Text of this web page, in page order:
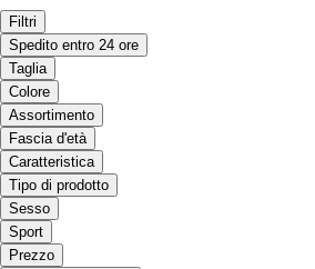
Filtri
Spedito entro 24 ore
Taglia
Colore
Assortimento
Fascia d'età
Caratteristica
Tipo di prodotto
Sesso
Sport
Prezzo